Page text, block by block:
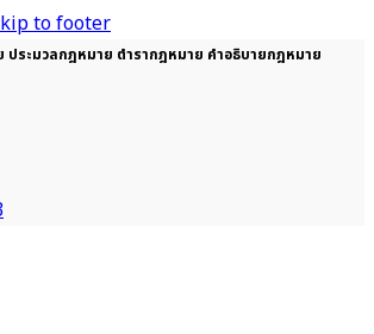
to footer
ประมวลกฎหมาย ตำรากฎหมาย คำอธิบายกฎหมาย